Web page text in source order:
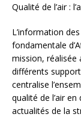
Qualité de l’air :
L’information
fondamentale
mission,
différents
centralise
qualité de l’air
actualités de la